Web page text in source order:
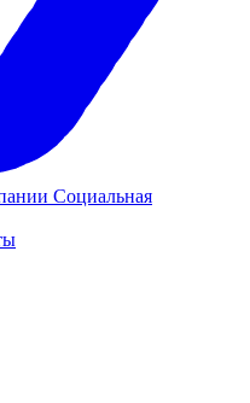
Социальная
Республику
«Луидор» с первыми